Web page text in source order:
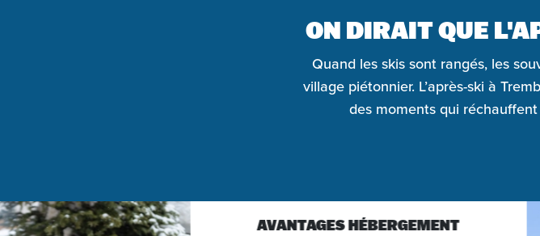
ON DIRAIT QUE
Quand les skis sont rangés, les
village piétonnier. L’après-ski à
des moments qui
AVANTAGES HÉBERGEMENT